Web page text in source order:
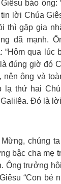
bảo ông:
tin lời Chúa
thì gặp gia
đã mạnh.
qua lúc
đúng giờ đó
nên ông và
lạ thứ hai
Ðó là
chúng
bậc cha mẹ
Ông trưởng
“Con bé